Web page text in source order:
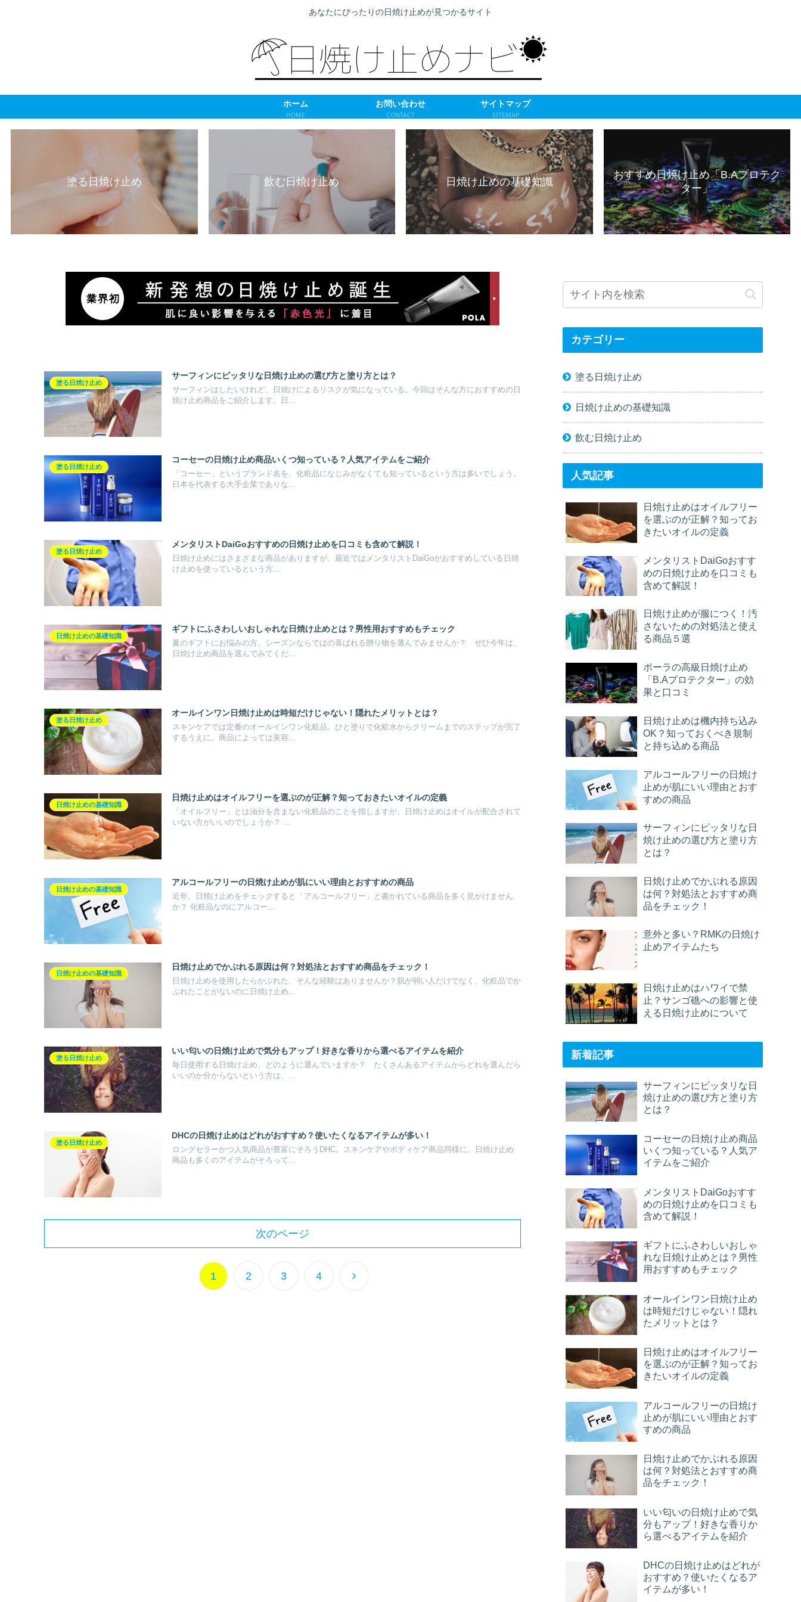
あなたにぴったりの日焼け止めが見つかるサイト
ホーム
HOME
お問い合わせ
CONTACT
サイトマップ
SITEMAP
塗る日焼け止め 飲む日焼け止め 日焼け止めの基礎知識
おすすめ日焼け止め「B.Aプロテク
ター」
塗る日焼け止め
サーフィンにピッタリな日焼け止めの選び方と塗り方とは？
サーフィンはしたいけれど、日焼けによるリスクが気になっている。今回はそんな方におすすめの日
焼け止め商品をご紹介します。日...
塗る日焼け止め
コーセーの日焼け止め商品いくつ知っている？人気アイテムをご紹介
「コーセー」というブランド名を、化粧品になじみがなくても知っているという方は多いでしょう。
日本を代表する大手企業でありな...
塗る日焼け止め
メンタリストDaiGoおすすめの日焼け止めを口コミも含めて解説！
日焼け止めにはさまざまな商品がありますが、最近ではメンタリストDaiGoがおすすめしている日焼
け止めを使っているという方...
日焼け止めの基礎知識
ギフトにふさわしいおしゃれな日焼け止めとは？男性用おすすめもチェック
夏のギフトにお悩みの方、シーズンならではの喜ばれる贈り物を選んでみませんか？ ぜひ今年は、
日焼け止め商品を選んでみてくだ...
塗る日焼け止め
オールインワン日焼け止めは時短だけじゃない！隠れたメリットとは？
スキンケアでは定番のオールインワン化粧品。ひと塗りで化粧水からクリームまでのステップが完了
するうえに、商品によっては美容...
日焼け止めの基礎知識
日焼け止めはオイルフリーを選ぶのが正解？知っておきたいオイルの定義
「オイルフリー」とは油分を含まない化粧品のことを指しますが、日焼け止めはオイルが配合されて
いない方がいいのでしょうか？ ...
日焼け止めの基礎知識
アルコールフリーの日焼け止めが肌にいい理由とおすすめの商品
近年、日焼け止めをチェックすると「アルコールフリー」と書かれている商品を多く見かけません
か？ 化粧品なのにアルコー...
日焼け止めの基礎知識
日焼け止めでかぶれる原因は何？対処法とおすすめ商品をチェック！
日焼け止めを使用したらかぶれた、そんな経験はありませんか？肌が弱い人だけでなく、化粧品でか
ぶれたことがないのに日焼け止め...
塗る日焼け止め
いい匂いの日焼け止めで気分もアップ！好きな香りから選べるアイテムを紹介
毎日使用する日焼け止め、どのように選んでいますか？ たくさんあるアイテムからどれを選んだら
いいのか分からないという方は、...
塗る日焼け止め
DHCの日焼け止めはどれがおすすめ？使いたくなるアイテムが多い！
ロングセラーかつ人気商品が豊富にそろうDHC。スキンケアやボディケア商品同様に、日焼け止め
商品も多くのアイテムがそろって...
次のページ
1 2 3 4
カテゴリー
塗る日焼け止め
日焼け止めの基礎知識
飲む日焼け止め
人気記事
日焼け止めはオイルフリー
を選ぶのが正解？知ってお
きたいオイルの定義
メンタリストDaiGoおすす
めの日焼け止めを口コミも
含めて解説！
日焼け止めが服につく！汚
さないための対処法と使え
る商品５選
ポーラの高級日焼け止め
「B.Aプロテクター」の効
果と口コミ
日焼け止めは機内持ち込み
OK？知っておくべき規制
と持ち込める商品
アルコールフリーの日焼け
止めが肌にいい理由とおす
すめの商品
サーフィンにピッタリな日
焼け止めの選び方と塗り方
とは？
日焼け止めでかぶれる原因
は何？対処法とおすすめ商
品をチェック！
意外と多い？RMKの日焼け
止めアイテムたち
日焼け止めはハワイで禁
止？サンゴ礁への影響と使
える日焼け止めについて
新着記事
サーフィンにピッタリな日
焼け止めの選び方と塗り方
とは？
コーセーの日焼け止め商品
いくつ知っている？人気ア
イテムをご紹介
メンタリストDaiGoおすす
めの日焼け止めを口コミも
含めて解説！
ギフトにふさわしいおしゃ
れな日焼け止めとは？男性
用おすすめもチェック
オールインワン日焼け止め
は時短だけじゃない！隠れ
たメリットとは？
日焼け止めはオイルフリー
を選ぶのが正解？知ってお
きたいオイルの定義
アルコールフリーの日焼け
止めが肌にいい理由とおす
すめの商品
日焼け止めでかぶれる原因
は何？対処法とおすすめ商
品をチェック！
いい匂いの日焼け止めで気
分もアップ！好きな香りか
ら選べるアイテムを紹介
DHCの日焼け止めはどれが
おすすめ？使いたくなるア
イテムが多い！